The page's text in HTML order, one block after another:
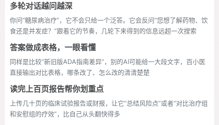
多轮对话越问越深
你问“糖尿病治疗”，它不会只给一个泛答。它会反问“您想了解药物、饮
食还是并发症？”跟着它的节奏，几轮下来得到的信息远超一次搜索
答案做成表格，一眼看懂
同样是比较“新旧版ADA指南差异”，别的AI可能给一大段文字，百小医
直接输出对比表格，哪条改了、怎么改的清清楚楚
读完上百页报告帮你划重点
上传几十页的临床试验报告或财报，让它“总结风险点”或者“对比治疗组
和安慰组的疗效”，比自己从头翻快得多